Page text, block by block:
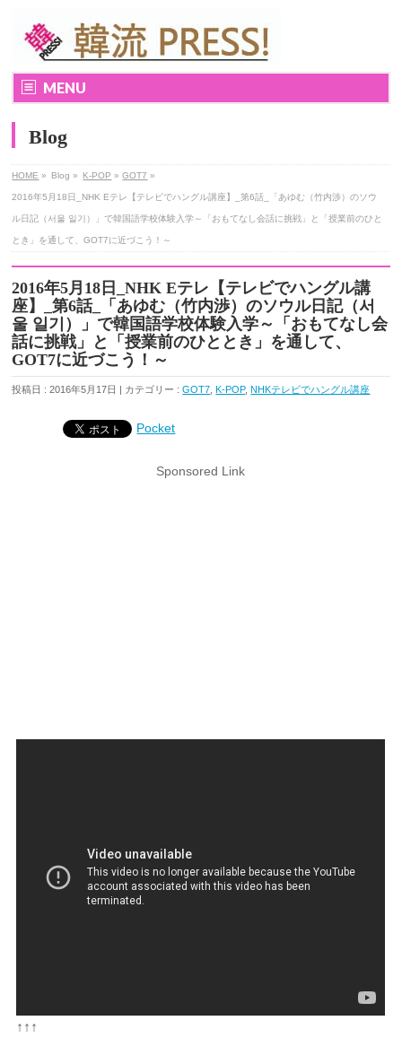
MENU
Blog
HOME » Blog » K-POP »GOT7 »
2016年5月18日_NHK Eテレ【テレビでハングル講座】_第6話_「あゆむ（竹内渉）のソウ
ル日記（서울 일기）」で韓国語学校体験入学～「おもてなし会話に挑戦」と「授業前のひと
とき」を通して、GOT7に近づこう！～
2016年5月18日_NHK Eテレ【テレビでハングル講
座】_第6話_「あゆむ（竹内渉）のソウル日記（서
울 일기）」で韓国語学校体験入学～「おもてなし会
話に挑戦」と「授業前のひととき」を通して、
GOT7に近づこう！～
投稿日 : 2016年5月17日 | カテゴリー :GOT7 ,K-POP,NHKテレビでハングル講座
Pocket
Sponsored Link
↑↑↑